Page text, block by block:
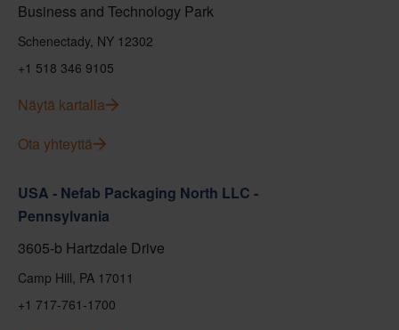
Business and Technology Park
Schenectady, NY 12302
+1 518 346 9105
Näytä kartalla
Ota yhteyttä
USA - Nefab Packaging North LLC -
Pennsylvania
3605-b Hartzdale Drive
Camp Hill, PA 17011
+1 717-761-1700